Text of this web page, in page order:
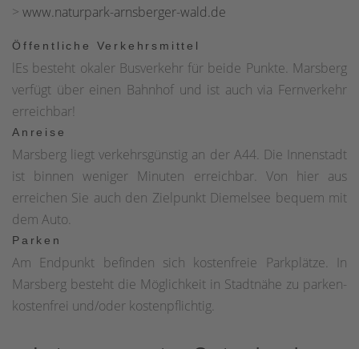
> www.naturpark-arnsberger-wald.de
Öffentliche Verkehrsmittel
lEs besteht okaler Busverkehr für beide Punkte. Marsberg
verfügt über einen Bahnhof und ist auch via Fernverkehr
erreichbar!
Anreise
Marsberg liegt verkehrsgünstig an der A44. Die Innenstadt
ist binnen weniger Minuten erreichbar. Von hier aus
erreichen Sie auch den Zielpunkt Diemelsee bequem mit
dem Auto.
Parken
Am Endpunkt befinden sich kostenfreie Parkplätze. In
Marsberg besteht die Möglichkeit in Stadtnähe zu parken-
kostenfrei und/oder kostenpflichtig.